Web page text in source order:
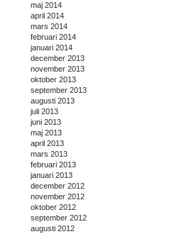
maj 2014
april 2014
mars 2014
februari 2014
januari 2014
december 2013
november 2013
oktober 2013
september 2013
augusti 2013
juli 2013
juni 2013
maj 2013
april 2013
mars 2013
februari 2013
januari 2013
december 2012
november 2012
oktober 2012
september 2012
augusti 2012